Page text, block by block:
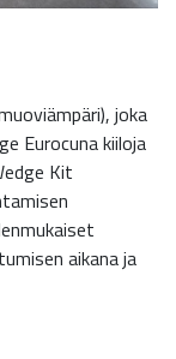
joka
Eurocuna kiiloja
Kit
aikana ja